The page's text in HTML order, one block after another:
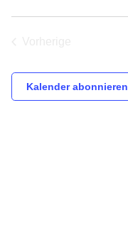
Kalender abonnieren